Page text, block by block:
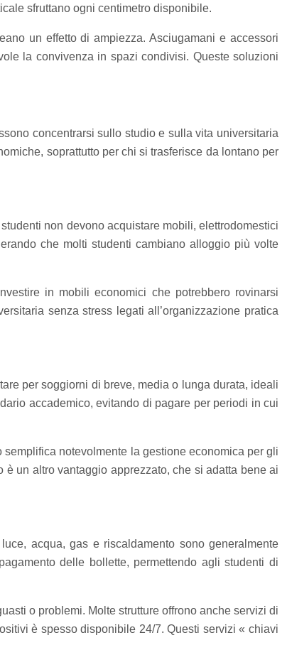
sfruttano ogni centimetro disponibile.
un effetto di ampiezza. Asciugamani e accessori
la convivenza in spazi condivisi. Queste soluzioni
concentrarsi sullo studio e sulla vita universitaria
soprattutto per chi si trasferisce da lontano per
non devono acquistare mobili, elettrodomestici
che molti studenti cambiano alloggio più volte
in mobili economici che potrebbero rovinarsi
senza stress legati all’organizzazione pratica
per soggiorni di breve, media o lunga durata, ideali
accademico, evitando di pagare per periodi in cui
notevolmente la gestione economica per gli
un altro vantaggio apprezzato, che si adatta bene ai
acqua, gas e riscaldamento sono generalmente
delle bollette, permettendo agli studenti di
o problemi. Molte strutture offrono anche servizi di
è spesso disponibile 24/7. Questi servizi « chiavi